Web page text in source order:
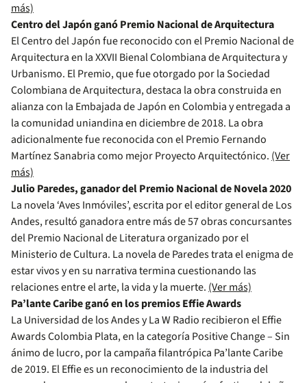
más)
Centro del Japón ganó Premio Nacional de Arquitectura
El Centro del Japón fue reconocido con el Premio Nacional de
Arquitectura en la XXVII Bienal Colombiana de Arquitectura y
Urbanismo. El Premio, que fue otorgado por la Sociedad
Colombiana de Arquitectura, destaca la obra construida en
alianza con la Embajada de Japón en Colombia y entregada a
la comunidad uniandina en diciembre de 2018. La obra
adicionalmente fue reconocida con el Premio Fernando
Martínez Sanabria como mejor Proyecto Arquitectónico. (Ver
más)
Julio Paredes, ganador del Premio Nacional de Novela 2020
La novela ‘Aves Inmóviles’, escrita por el editor general de Los
Andes, resultó ganadora entre más de 57 obras concursantes
del Premio Nacional de Literatura organizado por el
Ministerio de Cultura. La novela de Paredes trata el enigma de
estar vivos y en su narrativa termina cuestionando las
relaciones entre el arte, la vida y la muerte. (Ver más)
Pa’lante Caribe ganó en los premios Effie Awards
La Universidad de los Andes y La W Radio recibieron el Effie
Awards Colombia Plata, en la categoría Positive Change – Sin
ánimo de lucro, por la campaña filantrópica Pa’lante Caribe
de 2019. El Effie es un reconocimiento de la industria del